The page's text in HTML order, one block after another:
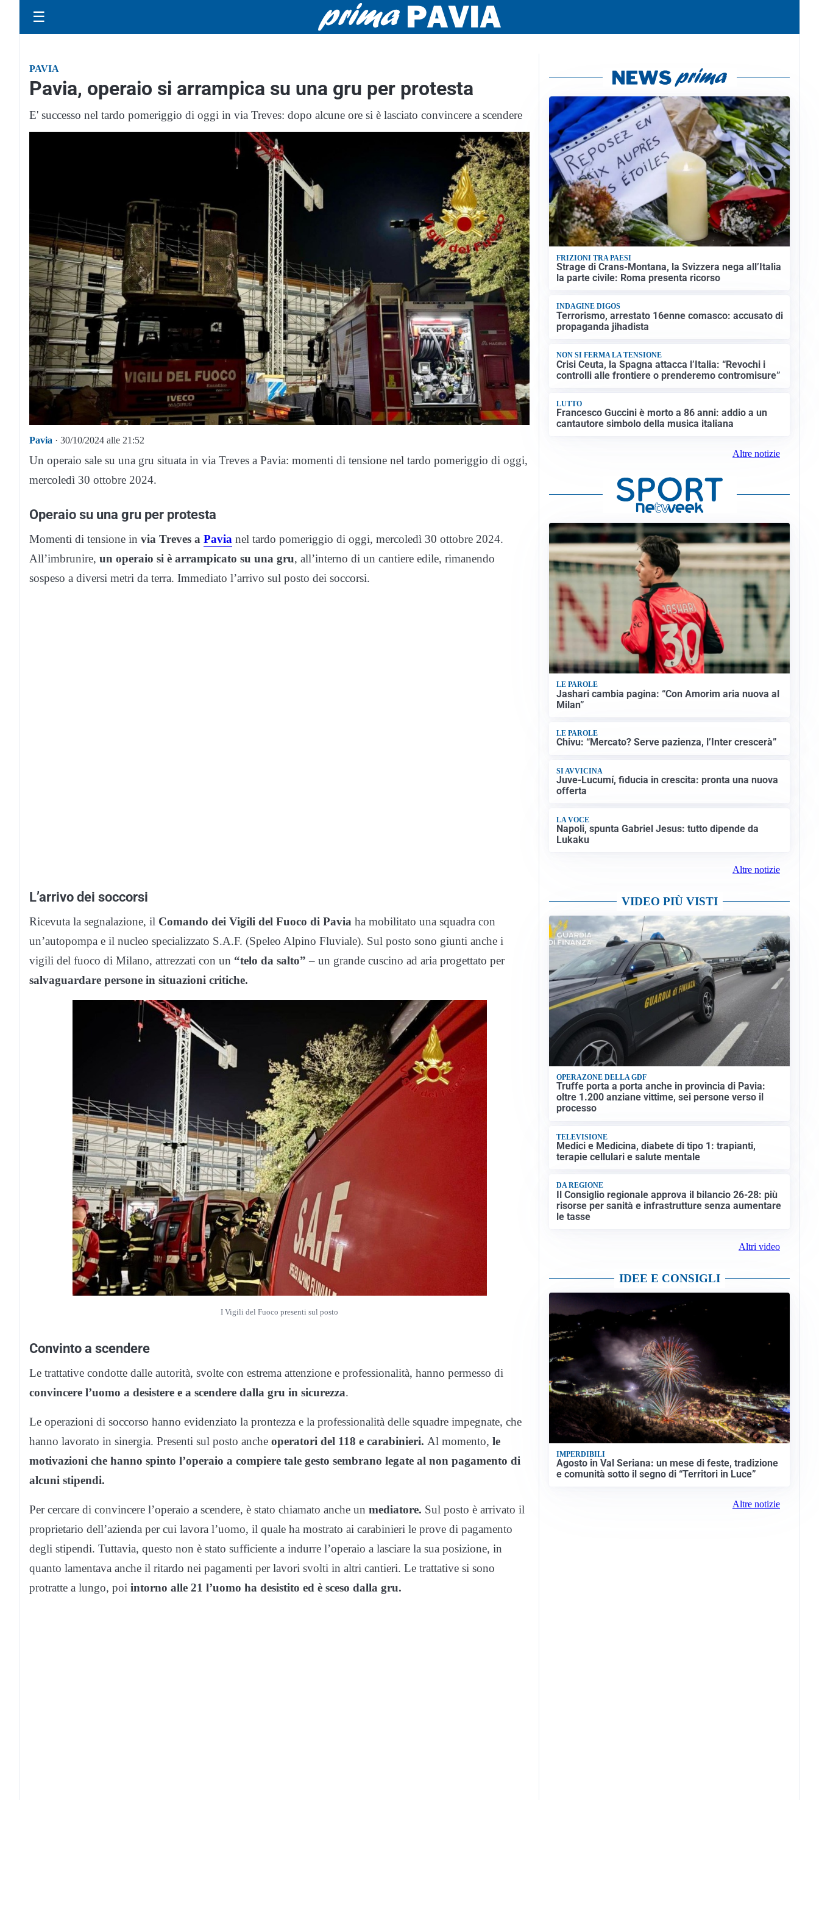
☰
PAVIA
Pavia, operaio si arrampica su una gru per protesta
E' successo nel tardo pomeriggio di oggi in via Treves: dopo alcune ore si è lasciato convincere a scendere
Pavia · 30/10/2024 alle 21:52
Un operaio sale su una gru situata in via Treves a Pavia: momenti di tensione nel tardo pomeriggio di oggi,
mercoledì 30 ottobre 2024.
Operaio su una gru per protesta
Momenti di tensione in via Treves a Pavia nel tardo pomeriggio di oggi, mercoledì 30 ottobre 2024.
All’imbrunire, un operaio si è arrampicato su una gru, all’interno di un cantiere edile, rimanendo
sospeso a diversi metri da terra. Immediato l’arrivo sul posto dei soccorsi.
L’arrivo dei soccorsi
Ricevuta la segnalazione, il Comando dei Vigili del Fuoco di Pavia ha mobilitato una squadra con
un’autopompa e il nucleo specializzato S.A.F. (Speleo Alpino Fluviale). Sul posto sono giunti anche i
vigili del fuoco di Milano, attrezzati con un “telo da salto” – un grande cuscino ad aria progettato per
salvaguardare persone in situazioni critiche.
I Vigili del Fuoco presenti sul posto
Convinto a scendere
Le trattative condotte dalle autorità, svolte con estrema attenzione e professionalità, hanno permesso di
convincere l’uomo a desistere e a scendere dalla gru in sicurezza.
Le operazioni di soccorso hanno evidenziato la prontezza e la professionalità delle squadre impegnate, che
hanno lavorato in sinergia. Presenti sul posto anche operatori del 118 e carabinieri. Al momento, le
motivazioni che hanno spinto l’operaio a compiere tale gesto sembrano legate al non pagamento di
alcuni stipendi.
Per cercare di convincere l’operaio a scendere, è stato chiamato anche un mediatore. Sul posto è arrivato il
proprietario dell’azienda per cui lavora l’uomo, il quale ha mostrato ai carabinieri le prove di pagamento
degli stipendi. Tuttavia, questo non è stato sufficiente a indurre l’operaio a lasciare la sua posizione, in
quanto lamentava anche il ritardo nei pagamenti per lavori svolti in altri cantieri. Le trattative si sono
protratte a lungo, poi intorno alle 21 l’uomo ha desistito ed è sceso dalla gru.
FRIZIONI TRA PAESI
Strage di Crans-Montana, la Svizzera nega all’Italia
la parte civile: Roma presenta ricorso
INDAGINE DIGOS
Terrorismo, arrestato 16enne comasco: accusato di
propaganda jihadista
NON SI FERMA LA TENSIONE
Crisi Ceuta, la Spagna attacca l’Italia: “Revochi i
controlli alle frontiere o prenderemo contromisure”
LUTTO
Francesco Guccini è morto a 86 anni: addio a un
cantautore simbolo della musica italiana
Altre notizie
LE PAROLE
Jashari cambia pagina: “Con Amorim aria nuova al
Milan”
LE PAROLE
Chivu: “Mercato? Serve pazienza, l’Inter crescerà”
SI AVVICINA
Juve-Lucumí, fiducia in crescita: pronta una nuova
offerta
LA VOCE
Napoli, spunta Gabriel Jesus: tutto dipende da
Lukaku
Altre notizie
VIDEO PIÙ VISTI
OPERAZONE DELLA GDF
Truffe porta a porta anche in provincia di Pavia:
oltre 1.200 anziane vittime, sei persone verso il
processo
TELEVISIONE
Medici e Medicina, diabete di tipo 1: trapianti,
terapie cellulari e salute mentale
DA REGIONE
Il Consiglio regionale approva il bilancio 26-28: più
risorse per sanità e infrastrutture senza aumentare
le tasse
Altri video
IDEE E CONSIGLI
IMPERDIBILI
Agosto in Val Seriana: un mese di feste, tradizione
e comunità sotto il segno di “Territori in Luce”
Altre notizie